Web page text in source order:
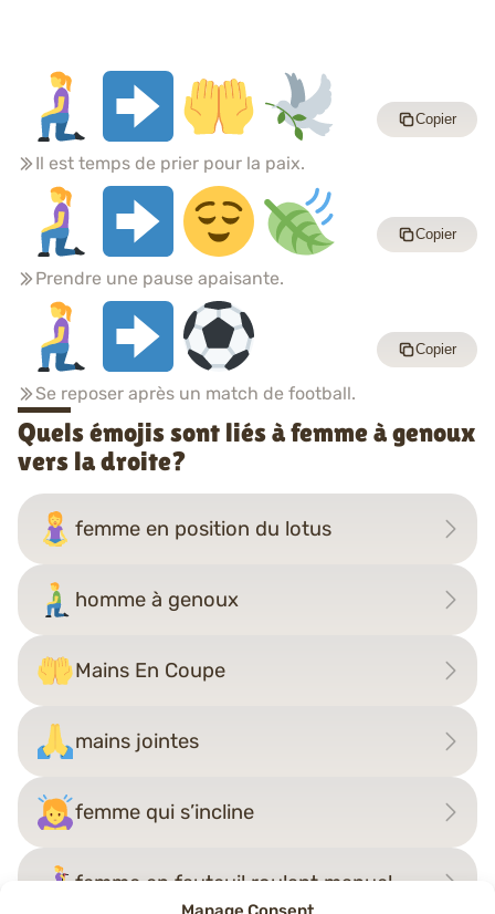
Il est temps de prier pour la paix.
Copier
Prendre une pause apaisante.
Copier
Se reposer après un match de football.
Copier
Quels émojis sont liés à femme à genoux
vers la droite?
femme en position du lotus
homme à genoux
Mains En Coupe
mains jointes
femme qui s’incline
femme en fauteuil roulant manuel